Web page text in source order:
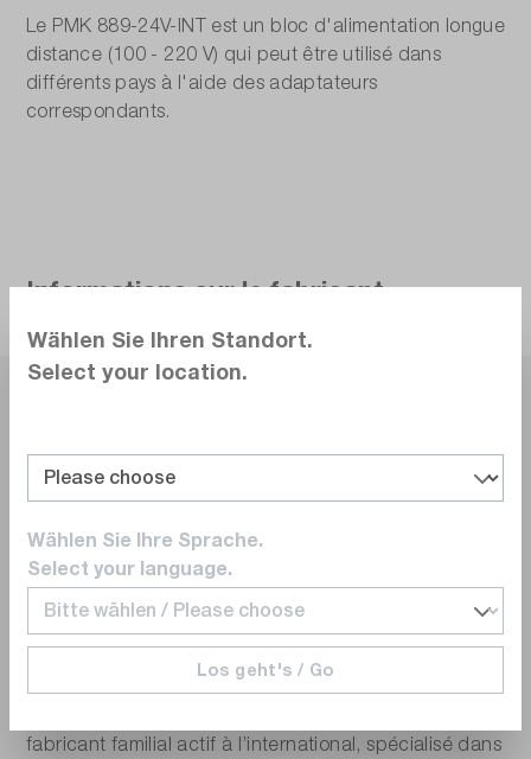
Le PMK 889-24V-INT est un bloc d'alimentation longue
distance (100 - 220 V) qui peut être utilisé dans
différents pays à l'aide des adaptateurs
correspondants.
Informations sur le fabricant
fabricant familial actif à l’international, spécialisé dans
Wählen Sie Ihren Standort.
Select your location.
Wählen Sie Ihre Sprache.
Select your language.
Los geht's / Go